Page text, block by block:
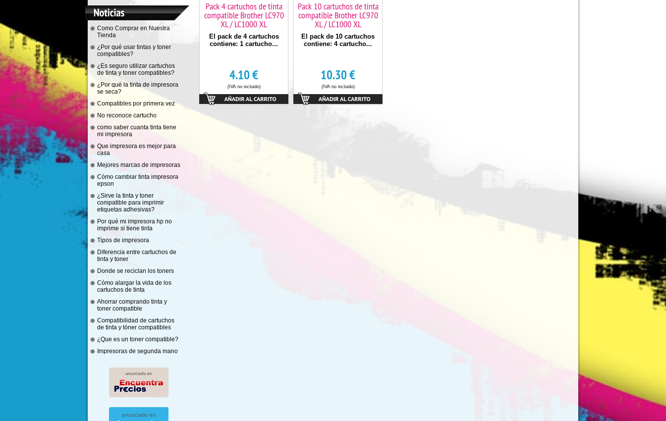
Como Comprar en Nuestra
Tienda
¿Por qué usar tintas y toner
compatibles?
¿Es seguro utilizar cartuchos
de tinta y toner compatibles?
¿Por qué la tinta de impresora
se seca?
Compatibles por primera vez
No reconoce cartucho
como saber cuanta tinta tiene
mi impresora
Que impresora es mejor para
casa
Mejores marcas de impresoras
Cómo cambiar tinta impresora
epson
¿Sirve la tinta y toner
compatible para imprimir
etiquetas adhesivas?
Por qué mi impresora hp no
imprime si tiene tinta
Tipos de impresora
Diferencia entre cartuchos de
tinta y toner
Donde se reciclan los toners
Cómo alargar la vida de los
cartuchos de tinta
Ahorrar comprando tinta y
toner compatible
Compatibilidad de cartuchos
de tinta y tóner compatibles
¿Que es un toner compatible?
Impresoras de segunda mano
Pack 4 cartuchos de tinta
compatible Brother LC970
XL / LC1000 XL
El pack de 4 cartuchos
contiene: 1 cartucho...
4.10€
(IVA no incluido)
Pack 10 cartuchos de tinta
compatible Brother LC970
XL / LC1000 XL
El pack de 10 cartuchos
contiene: 4 cartucho...
10.30€
(IVA no incluido)